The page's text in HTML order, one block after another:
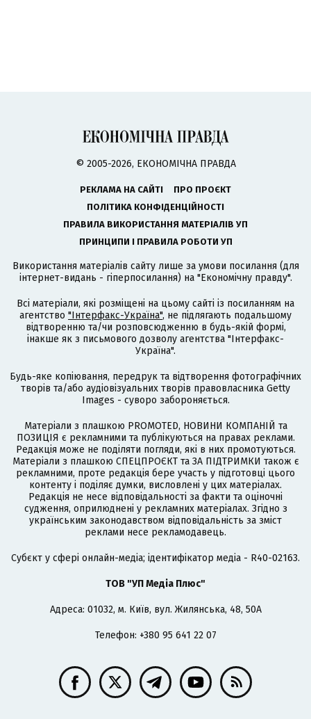
© 2005-2026, ЕКОНОМІЧНА ПРАВДА
РЕКЛАМА НА САЙТІ
ПРО ПРОЄКТ
ПОЛІТИКА КОНФІДЕНЦІЙНОСТІ
ПРАВИЛА ВИКОРИСТАННЯ МАТЕРІАЛІВ УП
ПРИНЦИПИ І ПРАВИЛА РОБОТИ УП
Використання матеріалів сайту лише за умови посилання (для
інтернет-видань - гіперпосилання) на "Економічну правду".
Всі матеріали, які розміщені на цьому сайті із посиланням на
агентство "Інтерфакс-Україна", не підлягають подальшому
відтворенню та/чи розповсюдженню в будь-якій формі,
інакше як з письмового дозволу агентства "Інтерфакс-
Україна".
Будь-яке копіювання, передрук та відтворення фотографічних
творів та/або аудіовізуальних творів правовласника Getty
Images - суворо забороняється.
Матеріали з плашкою PROMOTED, НОВИНИ КОМПАНІЙ та
ПОЗИЦІЯ є рекламними та публікуються на правах реклами.
Редакція може не поділяти погляди, які в них промотуються.
Матеріали з плашкою СПЕЦПРОЄКТ та ЗА ПІДТРИМКИ також є
рекламними, проте редакція бере участь у підготовці цього
контенту і поділяє думки, висловлені у цих матеріалах.
Редакція не несе відповідальності за факти та оціночні
судження, оприлюднені у рекламних матеріалах. Згідно з
українським законодавством відповідальність за зміст
реклами несе рекламодавець.
Cубєкт у сфері онлайн-медіа; ідентифікатор медіа - R40-02163.
ТОВ "УП Медіа Плюс"
Адреса: 01032, м. Київ, вул. Жилянська, 48, 50А
Телефон: +380 95 641 22 07